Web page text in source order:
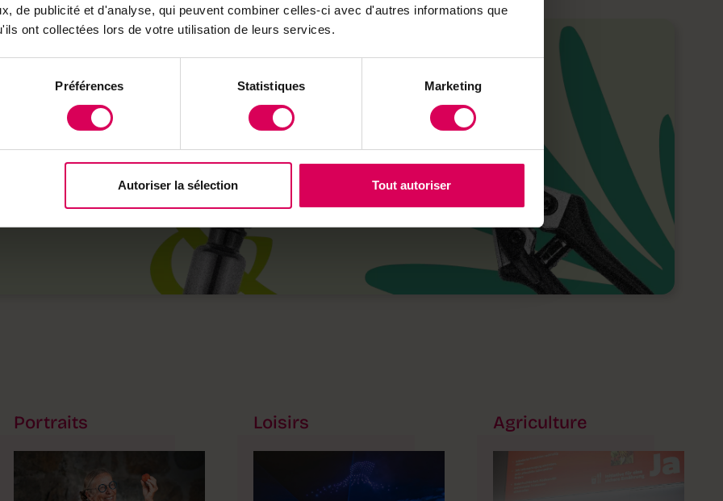
de publicité et d'analyse, qui peuvent combiner celles-ci avec d'autres informations que
ont collectées lors de votre utilisation de leurs services.
Préférences Statistiques Marketing
Autoriser la sélection Tout autoriser
sur
Portraits Loisirs Agriculture